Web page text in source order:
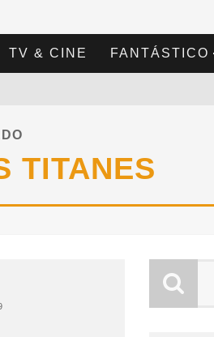
TV & CINE FANTÁSTICO
TITANES